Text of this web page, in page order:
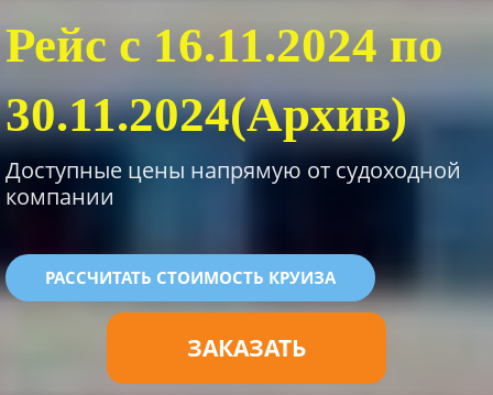
Рейс с 16.11.2024 по
30.11.2024(Архив)
Доступные цены напрямую от судоходной
компании
РАССЧИТАТЬ СТОИМОСТЬ КРУИЗА
ЗАКАЗАТЬ